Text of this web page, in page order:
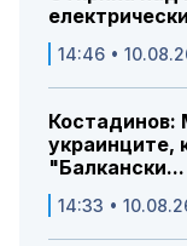
14:46 •
Костадинов:
украинците,
"Балкански...
14:33 •